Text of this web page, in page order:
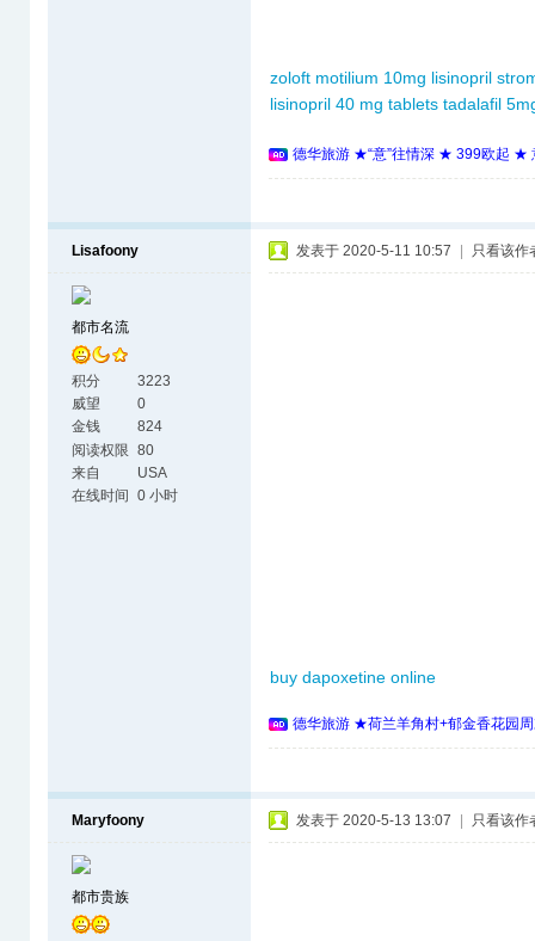
zoloft motilium 10mg lisinopril
lisinopril 40 mg tablets tadalafil
德华旅游 ★“意”往情深 ★ 399欧起 ★
Lisafoony
都市名流
积分
3223
威望
0
金钱
824
阅读权限 80
来自
USA
在线时间
0 小时
发表于 2020-5-11 10:57 只看该作
buy dapoxetine online
德华旅游 ★荷兰羊角村+郁金香花园
Maryfoony
都市贵族
发表于 2020-5-13 13:07 只看该作